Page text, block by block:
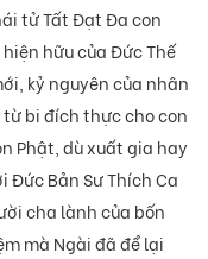
tử Tất Đạt Đa con
hữu của Đức Thế
kỷ nguyên của nhân
bi đích thực cho con
Phật, dù xuất gia hay
Bản Sư Thích Ca
cha lành của bốn
mà Ngài đã để lại